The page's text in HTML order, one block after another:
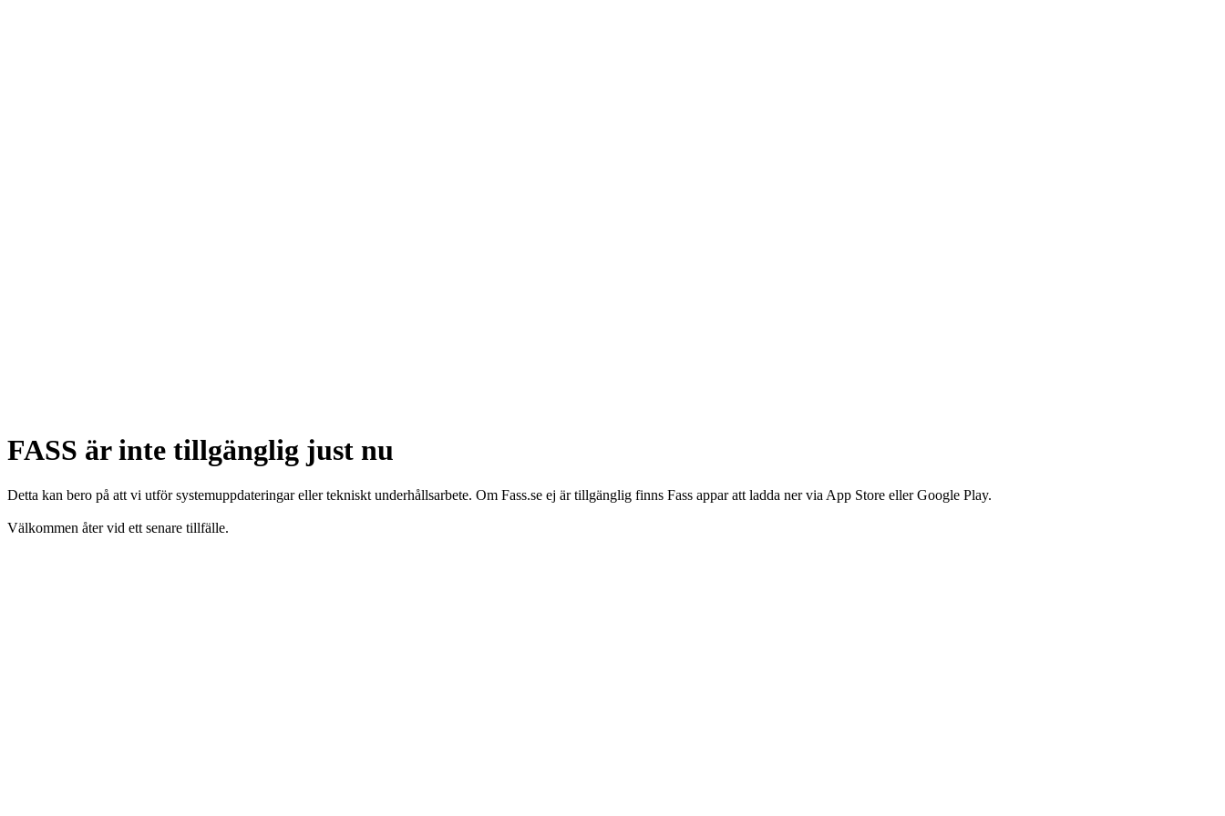
FASS är inte tillgänglig just nu
Detta kan bero på att vi utför systemuppdateringar eller tekniskt underhållsarbete. Om Fass.se ej är tillgänglig finns Fass appar att ladda ner via App Store eller Google Play.
Välkommen åter vid ett senare tillfälle.